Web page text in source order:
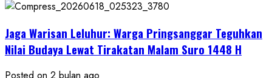
Jaga Warisan Leluhur: Warga Pringsanggar Teguhkan
Nilai Budaya Lewat Tirakatan Malam Suro 1448 H